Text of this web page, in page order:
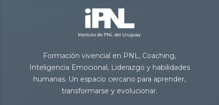
Formación vivencial en PNL, Coaching,
Inteligencia Emocional, Liderazgo y habilidades
humanas. Un espacio cercano para aprender,
transformarse y evolucionar.